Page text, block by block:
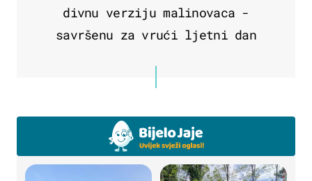
divnu verziju malinovaca -
savršenu za vrući ljetni dan